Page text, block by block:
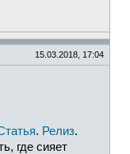
15.03.2018, 17:04
. Релиз.
где сияет